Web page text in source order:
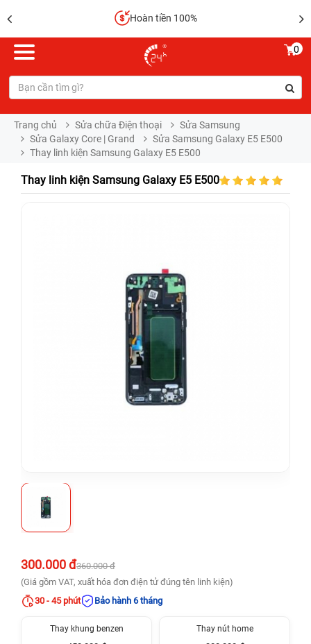
Hoàn tiền 100%
0
Trang chủ Sửa chữa Điện thoại
Sửa Samsung
Sửa Galaxy Core | Grand
Sửa Samsung Galaxy E5 E500
Thay linh kiện Samsung Galaxy E5 E500
Thay linh kiện Samsung Galaxy E5 E500
300.000 đ360.000 đ
(Giá gồm VAT, xuất hóa đơn điện tử đúng tên linh kiện)
30 - 45 phút
Bảo hành 6 tháng
Thay khung benzen Thay nút home